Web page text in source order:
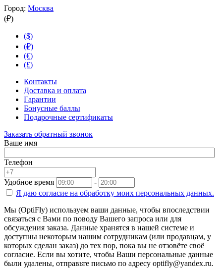
Город: Москва
(₽)
($)
(₽)
(€)
(£)
Контакты
Доставка и оплата
Гарантии
Бонусные баллы
Подарочные сертификаты
Заказать обратный звонок
Ваше имя
Телефон
Удобное время
-
Я даю согласие на обработку моих персональных данных.
Мы (OptiFly) используем ваши данные, чтобы впоследствии
связаться с Вами по поводу Вашего запроса или для
обсуждения заказа. Данные хранятся в нашей системе и
доступны некоторым нашим сотрудникам (или продавцам, у
которых сделан заказ) до тех пор, пока вы не отзовёте своё
согласие. Если вы хотите, чтобы Ваши персональные данные
были удалены, отправьте письмо по адресу optifly@yandex.ru.